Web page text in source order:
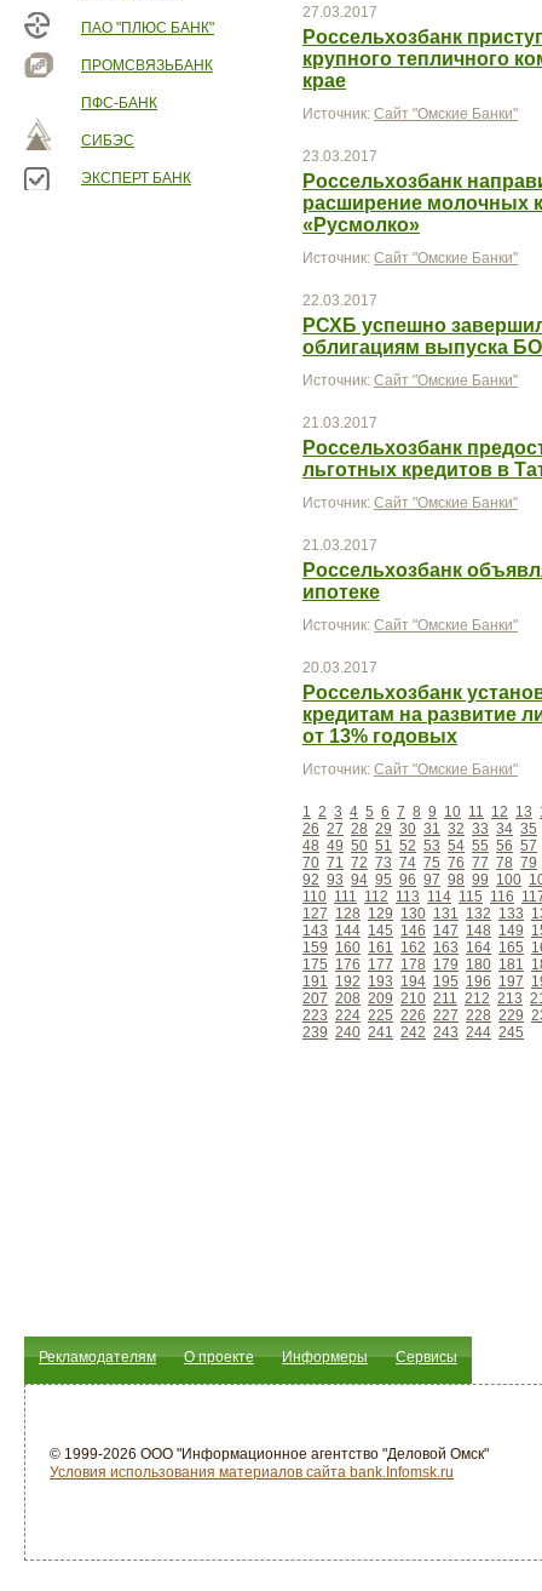
ПАО "ПЛЮС БАНК"
ПРОМСВЯЗЬБАНК
ПФС-БАНК
СИБЭС
ЭКСПЕРТ БАНК
27.03.2017
Россельхозбанк
крупного тепличного
крае
Источник: Сайт "Омские Банки"
23.03.2017
Россельхозбанк
расширение молочных
«Русмолко»
Источник: Сайт "Омские Банки"
22.03.2017
РСХБ успешно
облигациям выпуска
Источник: Сайт "Омские Банки"
21.03.2017
Россельхозбанк
льготных кредитов в
Источник: Сайт "Омские Банки"
21.03.2017
Россельхозбанк
ипотеке
Источник: Сайт "Омские Банки"
20.03.2017
Россельхозбанк
кредитам на развитие
от 13% годовых
Источник: Сайт "Омские Банки"
1 2 3 4 5 6 7 8 9 10 11 12 13
26 27 28 29 30 31 32 33 34 35
48 49 50 51 52 53 54 55 56 57
70 71 72 73 74 75 76 77 78 79
92 93 94 95 96 97 98 99 100
110 111 112 113 114 115 116
127 128 129 130 131 132 133
143 144 145 146 147 148 149
159 160 161 162 163 164 165
175 176 177 178 179 180 181
191 192 193 194 195 196 197
207 208 209 210 211 212 213
223 224 225 226 227 228 229
239 240 241 242 243 244 245
Рекламодателям О проекте Информеры Сервисы
© 1999-2026 ООО "Информационное агентство "Деловой Омск"
Условия использования материалов сайта bank.Infomsk.ru